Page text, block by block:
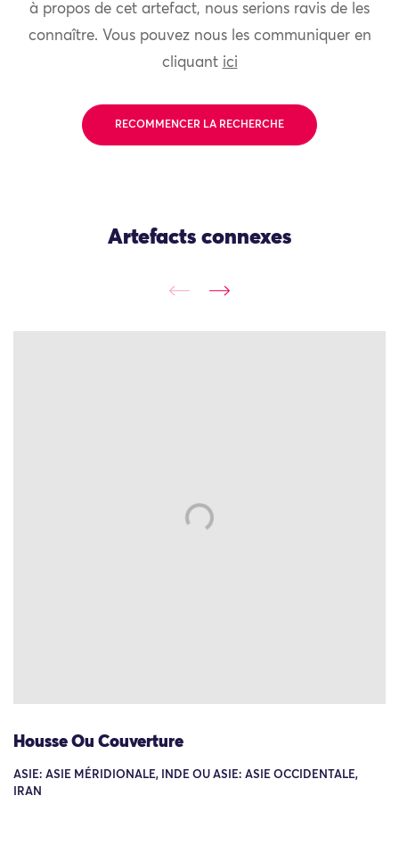
à propos de cet artefact, nous serions ravis de les
connaître. Vous pouvez nous les communiquer en
cliquant ici
RECOMMENCER LA RECHERCHE
Artefacts connexes
Housse Ou Couverture
ASIE: ASIE MÉRIDIONALE, INDE OU ASIE: ASIE OCCIDENTALE,
IRAN